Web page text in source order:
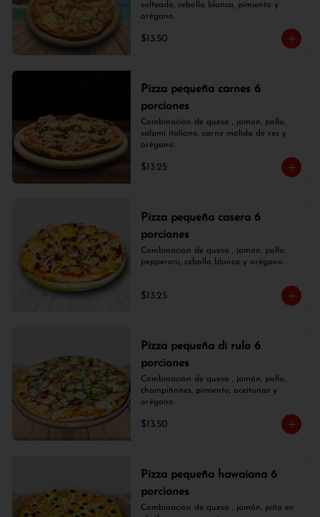
salteado, cebolla blanca, pimiento y
orégano.
$13.50
Pizza pequeña carnes 6
porciones
Combinación de queso , jamón, pollo,
salami italiano, carne molida de res y
orégano.
$13.25
Pizza pequeña casera 6
porciones
Combinación de queso , jamón, pollo,
pepperoni, cebolla blanca y orégano.
$13.25
Pizza pequeña di rulo 6
porciones
Combinación de queso , jamón, pollo,
champiñones, pimiento, aceitunas y
orégano.
$13.50
Pizza pequeña hawaiana 6
porciones
Combinación de queso , jamón, piña en